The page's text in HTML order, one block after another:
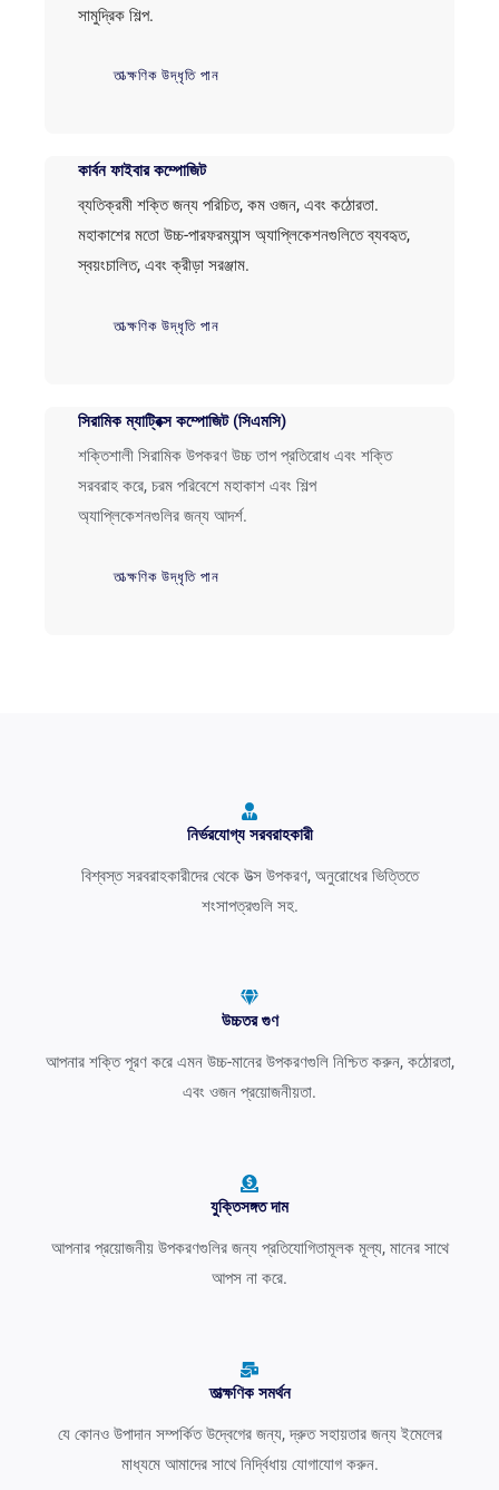
সামুদ্রিক শিল্প.
তাত্ক্ষণিক উদ্ধৃতি পান
কার্বন ফাইবার কম্পোজিট
ব্যতিক্রমী শক্তি জন্য পরিচিত, কম ওজন, এবং কঠোরতা.
মহাকাশের মতো উচ্চ-পারফরম্যান্স অ্যাপ্লিকেশনগুলিতে ব্যবহৃত,
স্বয়ংচালিত, এবং ক্রীড়া সরঞ্জাম.
তাত্ক্ষণিক উদ্ধৃতি পান
সিরামিক ম্যাট্রিক্স কম্পোজিট (সিএমসি)
শক্তিশালী সিরামিক উপকরণ উচ্চ তাপ প্রতিরোধ এবং শক্তি
সরবরাহ করে, চরম পরিবেশে মহাকাশ এবং শিল্প
অ্যাপ্লিকেশনগুলির জন্য আদর্শ.
তাত্ক্ষণিক উদ্ধৃতি পান
নির্ভরযোগ্য সরবরাহকারী
বিশ্বস্ত সরবরাহকারীদের থেকে উত্স উপকরণ, অনুরোধের ভিত্তিতে
শংসাপত্রগুলি সহ.
উচ্চতর গুণ
আপনার শক্তি পূরণ করে এমন উচ্চ-মানের উপকরণগুলি নিশ্চিত করুন, কঠোরতা,
এবং ওজন প্রয়োজনীয়তা.
যুক্তিসঙ্গত দাম
আপনার প্রয়োজনীয় উপকরণগুলির জন্য প্রতিযোগিতামূলক মূল্য, মানের সাথে
আপস না করে.
তাত্ক্ষণিক সমর্থন
যে কোনও উপাদান সম্পর্কিত উদ্বেগের জন্য, দ্রুত সহায়তার জন্য ইমেলের
মাধ্যমে আমাদের সাথে নির্দ্বিধায় যোগাযোগ করুন.